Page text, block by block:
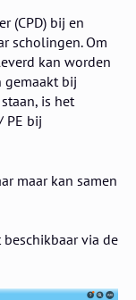
(CPD) bij en
scholingen. Om
kan worden
gemaakt bij
is het
PE bij
maar kan samen
via de